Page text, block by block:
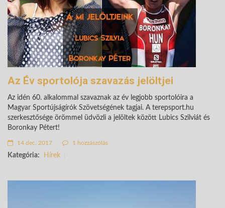
Az Év sportolója szavazás jelöltjei
Az idén 60. alkalommal szavaznak az év legjobb sportolóira a
Magyar Sportújságírók Szövetségének tagjai. A terepsport.hu
szerkesztősége örömmel üdvözli a jelöltek között Lubics Szilviát és
Boronkay Pétert!
14 dec. 2017 1 hozzászólás
Kategória: Hírek